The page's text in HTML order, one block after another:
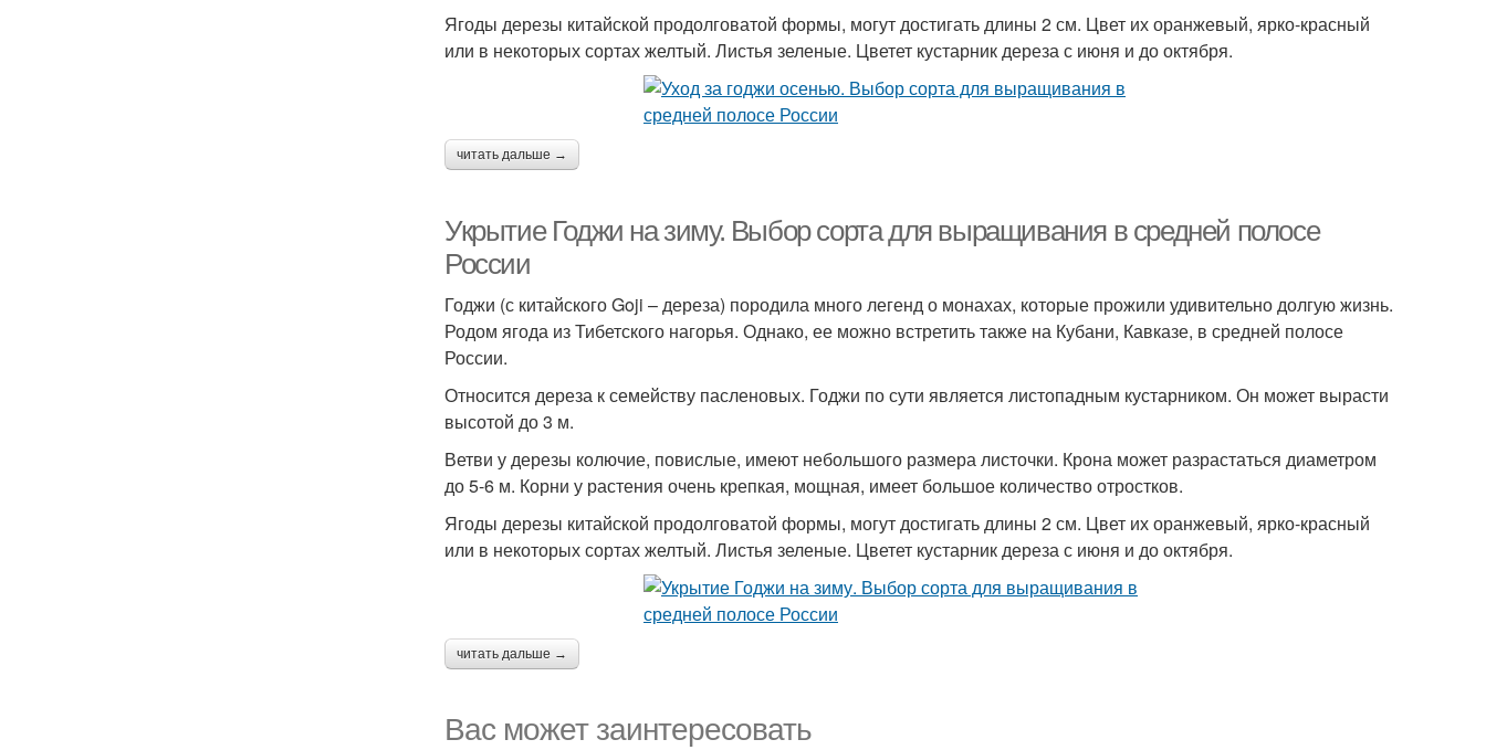
Ягоды дерезы китайской продолговатой формы, могут достигать длины 2 см. Цвет их оранжевый, ярко-красный
или в некоторых сортах желтый. Листья зеленые. Цветет кустарник дереза с июня и до октября.
читать дальше →
Укрытие Годжи на зиму. Выбор сорта для выращивания в средней полосе
России
Годжи (с китайского Goji – дереза) породила много легенд о монахах, которые прожили удивительно долгую жизнь.
Родом ягода из Тибетского нагорья. Однако, ее можно встретить также на Кубани, Кавказе, в средней полосе
России.
Относится дереза к семейству пасленовых. Годжи по сути является листопадным кустарником. Он может вырасти
высотой до 3 м.
Ветви у дерезы колючие, повислые, имеют небольшого размера листочки. Крона может разрастаться диаметром
до 5-6 м. Корни у растения очень крепкая, мощная, имеет большое количество отростков.
Ягоды дерезы китайской продолговатой формы, могут достигать длины 2 см. Цвет их оранжевый, ярко-красный
или в некоторых сортах желтый. Листья зеленые. Цветет кустарник дереза с июня и до октября.
читать дальше →
Вас может заинтересовать